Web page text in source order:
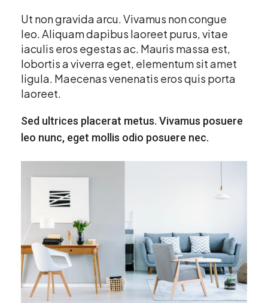
Ut non gravida arcu. Vivamus non congue
leo. Aliquam dapibus laoreet purus, vitae
iaculis eros egestas ac. Mauris massa est,
lobortis a viverra eget, elementum sit amet
ligula. Maecenas venenatis eros quis porta
laoreet.
Sed ultrices placerat metus. Vivamus posuere
leo nunc, eget mollis odio posuere nec.